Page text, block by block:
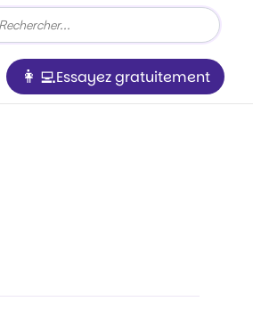
Essayez gratuitement